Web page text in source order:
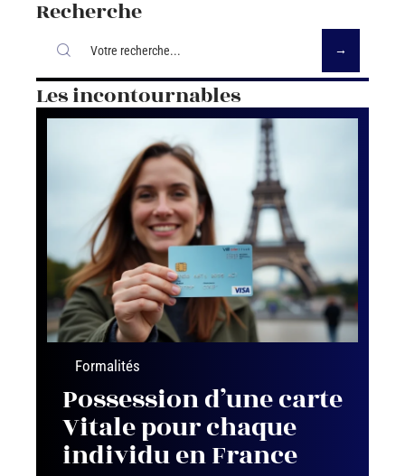
Recherche
Les incontournables
Formalités
Possession d’une carte
Vitale pour chaque
individu en France